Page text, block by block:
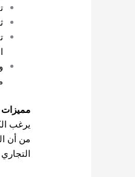
مميزات
يرغب
من أن